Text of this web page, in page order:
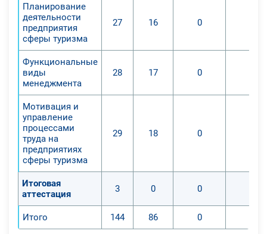
Планирование
деятельности
предприятия
сферы туризма
27 16 0
Функциональные
виды
менеджмента
28 17 0
Мотивация и
управление
процессами
труда на
предприятиях
сферы туризма
29 18 0
Итоговая
аттестация
3 0 0
Итого 144 86 0